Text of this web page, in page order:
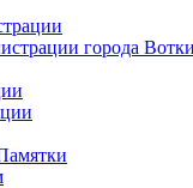
города